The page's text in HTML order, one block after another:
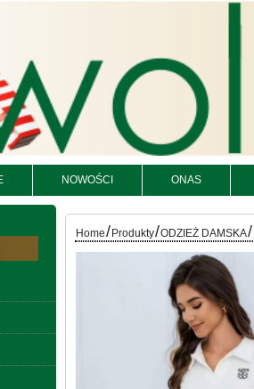
NOWOŚCI ONAS
Home/ Produkty/ODZIEŻ DAMSKA/